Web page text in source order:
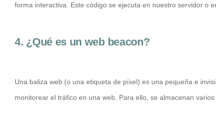
forma interactiva. Este código se ejecuta en nuestro servidor o
4. ¿Qué es un web beacon?
Una baliza web (o una etiqueta de píxel) es una pequeña e
monitorear el tráfico en una web. Para ello, se almacenan